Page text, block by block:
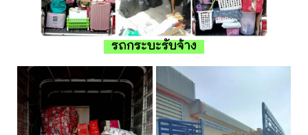
รถกระบะรับจ้าง